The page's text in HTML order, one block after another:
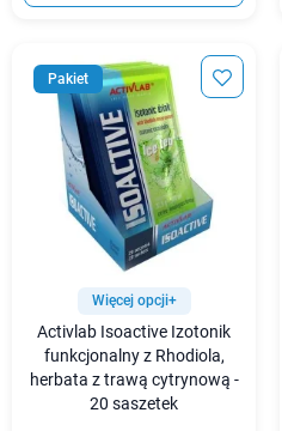
Pakiet
Więcej opcji+
Activlab Isoactive Izotonik
funkcjonalny z Rhodiola,
herbata z trawą cytrynową -
20 saszetek